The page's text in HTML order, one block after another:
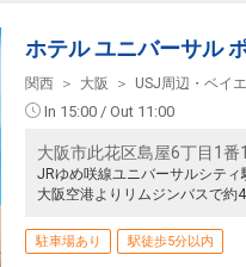
ホテル ユニバーサル
関西 大阪 USJ周辺・ベイ
In 15:00 / Out 11:00
大阪市此花区島屋6丁目1番
JRゆめ咲線ユニバーサルシテ
大阪空港よりリムジンバスで約
駐車場あり 駅徒歩5分以内